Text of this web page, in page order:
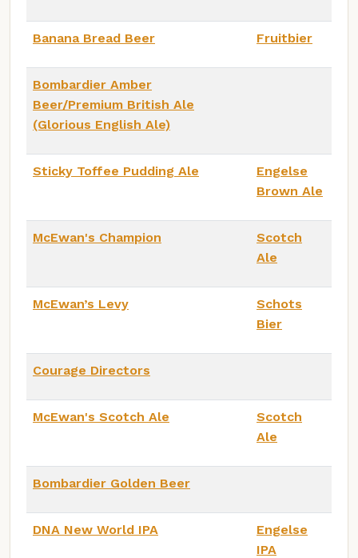
Banana Bread Beer Fruitbier
Bombardier Amber
Beer/Premium British Ale
(Glorious English Ale)
Sticky Toffee Pudding Ale
Engelse
Brown Ale
McEwan's Champion
Scotch
Ale
McEwan’s Levy
Schots
Bier
Courage Directors
McEwan's Scotch Ale
Scotch
Ale
Bombardier Golden Beer
DNA New World IPA
Engelse
IPA